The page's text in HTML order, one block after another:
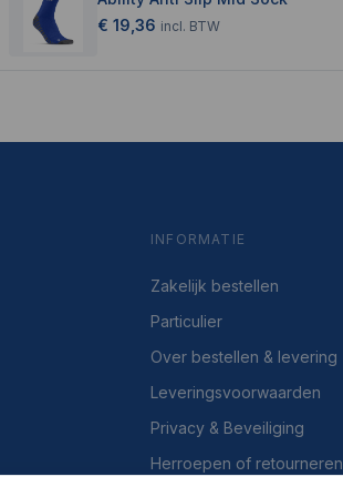
€ 19,36 incl. BTW
INFORMATIE
Zakelijk bestellen
Particulier
Over bestellen & levering
Leveringsvoorwaarden
Privacy & Beveiliging
Herroepen of retourneren